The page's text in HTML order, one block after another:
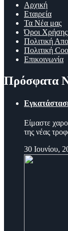
Αρχική
Εταιρεία
Τα Νέα μας
Όροι Χρήσης
Πολιτική
Πολιτική
Επικοινωνία
Πρόσφατα
Είμαστε
της νέας
30 Ιουνίου,